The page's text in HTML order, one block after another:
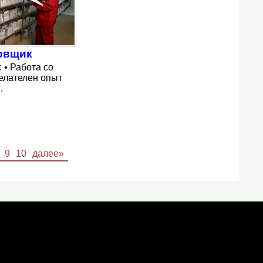
• Работа со
опыт
9 10 далее»